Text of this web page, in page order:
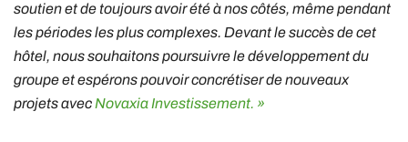
soutien et de toujours avoir été à nos côtés, même pendant
les périodes les plus complexes. Devant le succès de cet
hôtel, nous souhaitons poursuivre le développement du
groupe et espérons pouvoir concrétiser de nouveaux
projets avec Novaxia Investissement. »